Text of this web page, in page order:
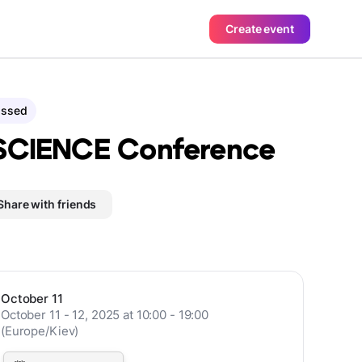
Create event
Conference
with friends
October 11
October 11 - 12, 2025 at 10:00 - 19:00
(Europe/Kiev)